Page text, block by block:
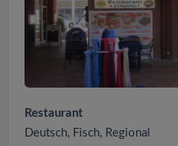
Restaurant
Deutsch, Fisch, Regional